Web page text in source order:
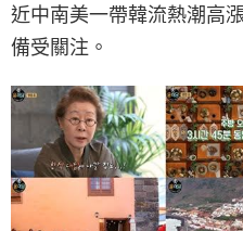
近中南美一帶韓流熱潮高
備受關注。